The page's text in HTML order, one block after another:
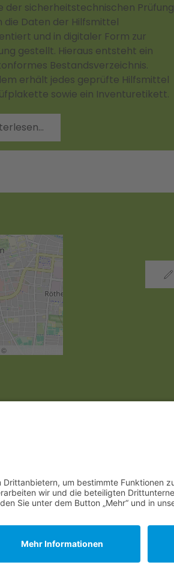
der sicherheitstechnischen Prüfung
die Daten der Hilfsmittel
und in digitaler Form zur
gestellt. Hieraus entsteht ein
Bestandsverzeichnis.
erhält jedes geprüfte Hilfsmittel
sowie ein Inventuretikett.
©